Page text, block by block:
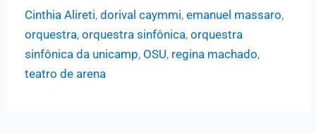
Unicamp
Cinthia Alireti, dorival caymmi, emanuel massaro,
orquestra, orquestra sinfônica, orquestra
sinfônica da unicamp, OSU, regina machado,
teatro de arena